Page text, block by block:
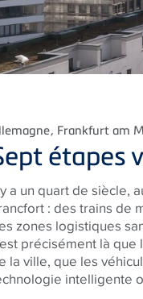
, Frankfurt am
étapes
a un quart de siècle,
: des trains de
zones logistiques
précisément là que
la ville, que les
intelligente